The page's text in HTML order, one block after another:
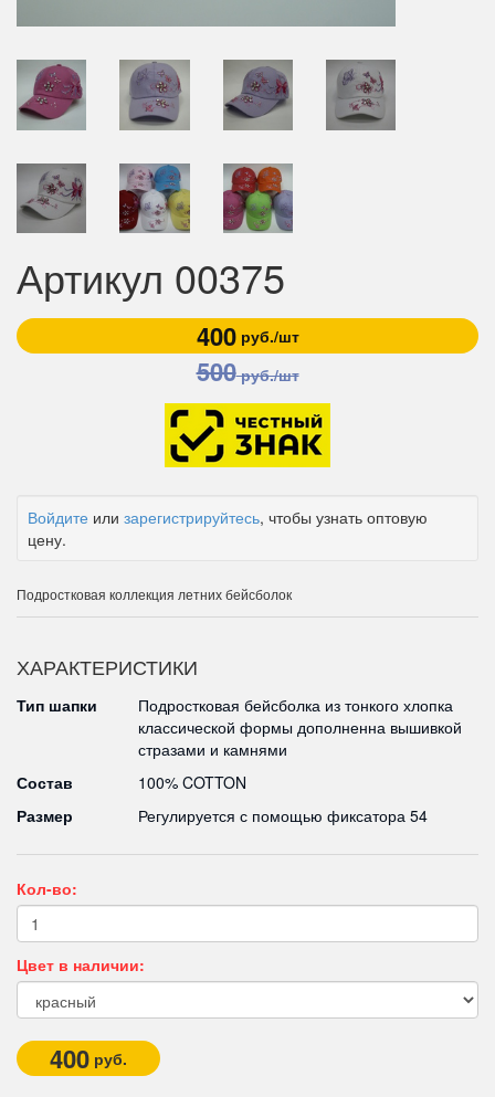
Артикул 00375
400руб./шт
500руб./шт
Войдите или зарегистрируйтесь, чтобы узнать оптовую
цену.
Подростковая коллекция летних бейсболок
ХАРАКТЕРИСТИКИ
Тип шапки
Подростковая бейсболка из тонкого хлопка
классической формы дополненна вышивкой
стразами и камнями
Состав
100% COTTON
Размер
Регулируется с помощью фиксатора 54
Кол-во:
Цвет в наличии:
400 руб.